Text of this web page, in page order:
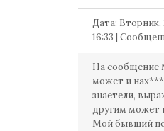
Дата: Вторник,
16:33 |
На сообщение
может и
знаетели,
другим может
Мой бывший